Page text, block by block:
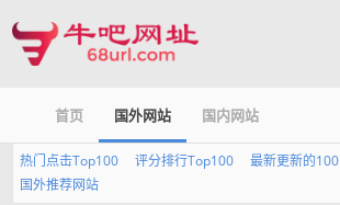
首页 国外网站 国内网站
热门点击Top100 评分排行Top100 最新更新的100
国外推荐网站